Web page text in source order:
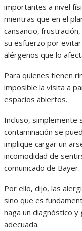
importantes a nivel
mientras que en el
cansancio,
su esfuerzo por evitar
alérgenos que lo
Para quienes tienen
imposible la visita a
espacios abiertos.
Incluso, simplemente
contaminación se
implique cargar un
incomodidad de
comunicado de Bayer.
Por ello, dijo, las
sino que es
haga un diagnóstico
adecuada.